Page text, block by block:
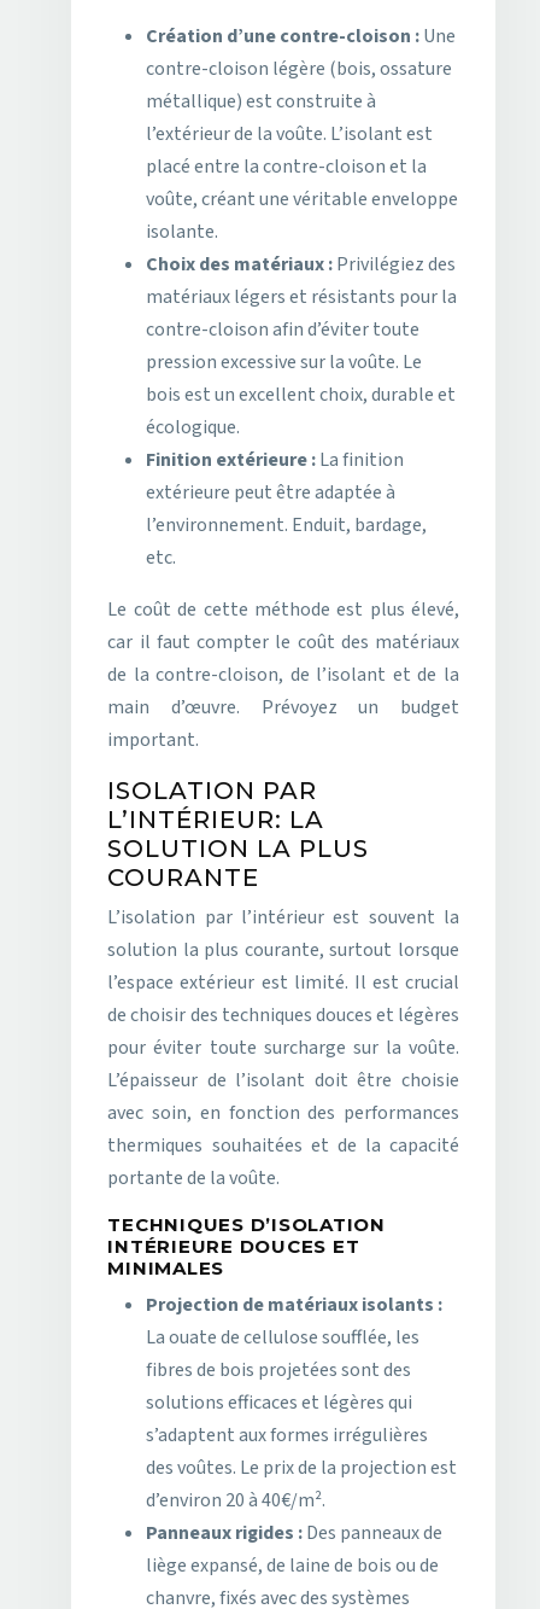
Création d’une contre-cloison :Une
contre-cloison légère (bois, ossature
métallique) est construite à
l’extérieur de la voûte. L’isolant est
placé entre la contre-cloison et la
voûte, créant une véritable enveloppe
isolante.
Choix des matériaux :Privilégiez des
matériaux légers et résistants pour la
contre-cloison afin d’éviter toute
pression excessive sur la voûte. Le
bois est un excellent choix, durable et
écologique.
Finition extérieure :La finition
extérieure peut être adaptée à
l’environnement. Enduit, bardage,
etc.
Le coût de cette méthode est plus élevé,
car il faut compter le coût des matériaux
de la contre-cloison, de l’isolant et de la
main d’œuvre. Prévoyez un budget
important.
ISOLATION PAR
L’INTÉRIEUR: LA
SOLUTION LA PLUS
COURANTE
L’isolation par l’intérieur est souvent la
solution la plus courante, surtout lorsque
l’espace extérieur est limité. Il est crucial
de choisir des techniques douces et légères
pour éviter toute surcharge sur la voûte.
L’épaisseur de l’isolant doit être choisie
avec soin, en fonction des performances
thermiques souhaitées et de la capacité
portante de la voûte.
TECHNIQUES D’ISOLATION
INTÉRIEURE DOUCES ET
MINIMALES
Projection de matériaux isolants :
La ouate de cellulose soufflée, les
fibres de bois projetées sont des
solutions efficaces et légères qui
s’adaptent aux formes irrégulières
des voûtes. Le prix de la projection est
d’environ 20 à 40€/m².
Panneaux rigides :Des panneaux de
liège expansé, de laine de bois ou de
chanvre, fixés avec des systèmes